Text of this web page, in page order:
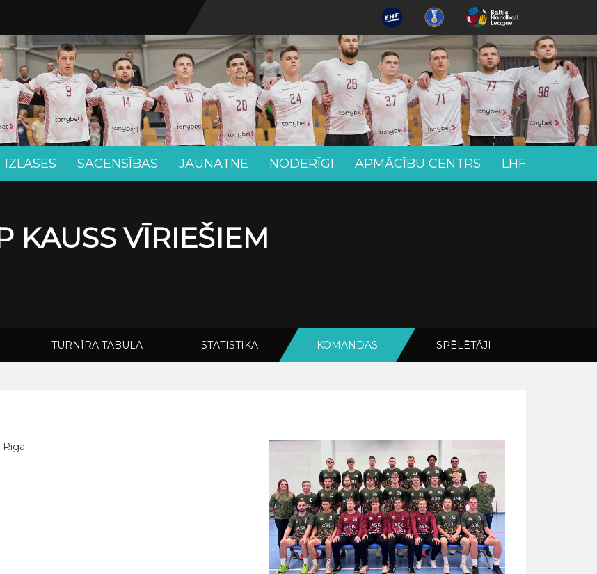
IZLASES SACENSĪBAS JAUNATNE NODERĪGI APMĀCĪBU CENTRS LHF
KAUSS VĪRIEŠIEM
TURNĪRA TABULA STATISTIKA KOMANDAS SPĒLĒTĀJI
Rīga